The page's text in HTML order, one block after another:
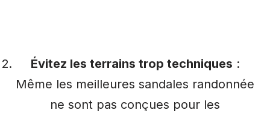
Évitez les terrains trop techniques :
Même les meilleures sandales randonnée
ne sont pas conçues pour les